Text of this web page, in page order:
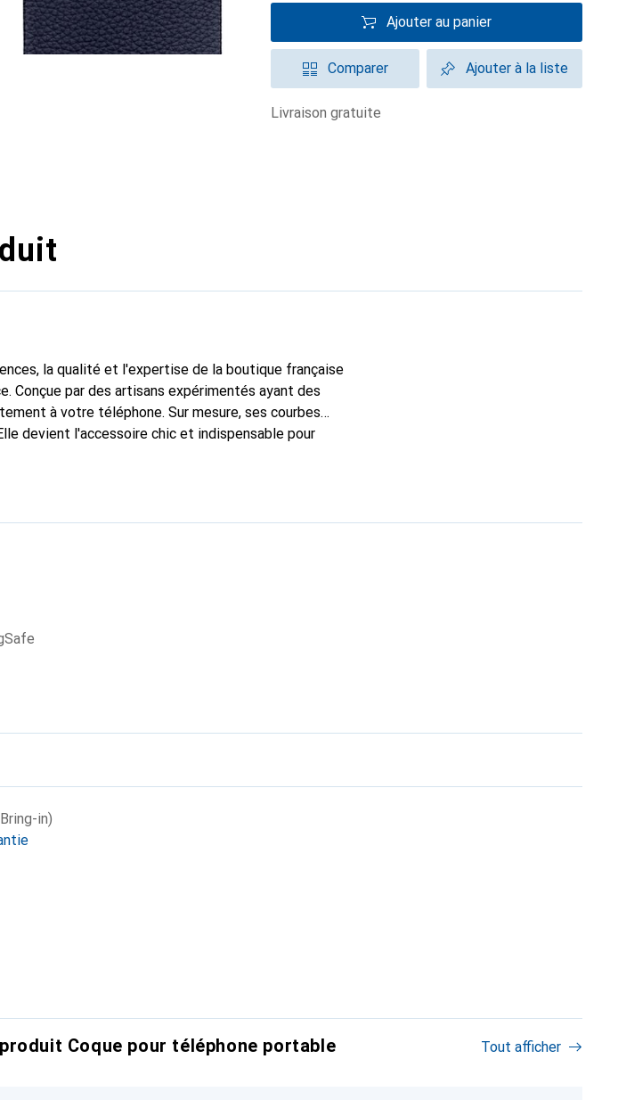
Ajouter au panier
Comparer Ajouter à la liste
livraison gratuite
la qualité et l'expertise de la boutique française
Conçue par des artisans expérimentés ayant des
à votre téléphone. Sur mesure, ses courbes
devient l'accessoire chic et indispensable pour
in)
Coque pour téléphone portable Tout afficher